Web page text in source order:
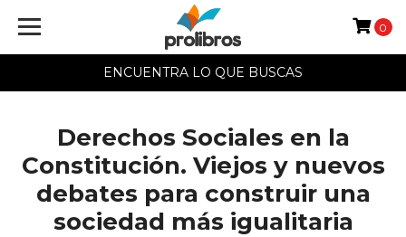
ENCUENTRA LO QUE BUSCAS
0
Derechos Sociales en la
Constitución. Viejos y nuevos
debates para construir una
sociedad más igualitaria